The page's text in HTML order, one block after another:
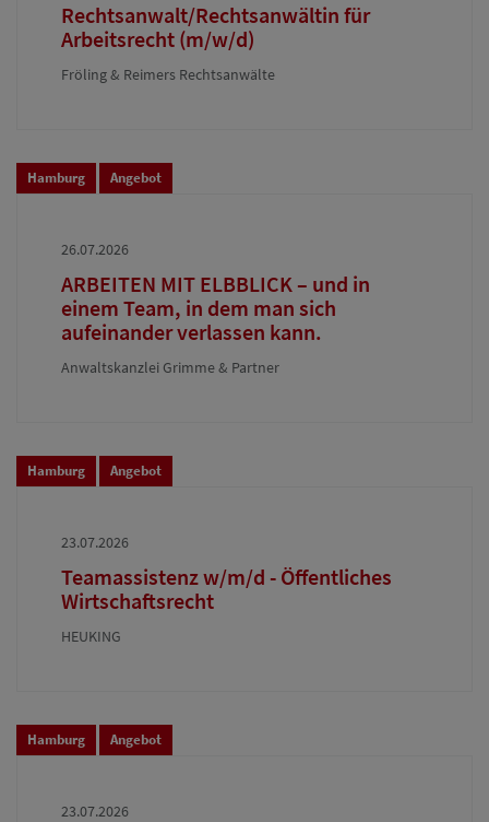
Rechtsanwalt/Rechtsanwältin für
Arbeitsrecht (m/w/d)
Fröling & Reimers Rechtsanwälte
Hamburg Angebot
26.07.2026
ARBEITEN MIT ELBBLICK – und in
einem Team, in dem man sich
aufeinander verlassen kann.
Anwaltskanzlei Grimme & Partner
Hamburg Angebot
23.07.2026
Teamassistenz w/m/d - Öffentliches
Wirtschaftsrecht
HEUKING
Hamburg Angebot
23.07.2026